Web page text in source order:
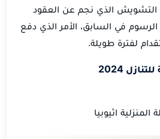
التشويش الذي نجم عن العقود
الرسوم في السابق، الأمر الذي دفع
لفترة طويلة.
2024